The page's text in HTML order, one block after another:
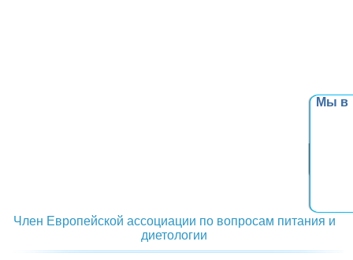
Мы в
Член Европейской ассоциации по вопросам питания и
диетологии